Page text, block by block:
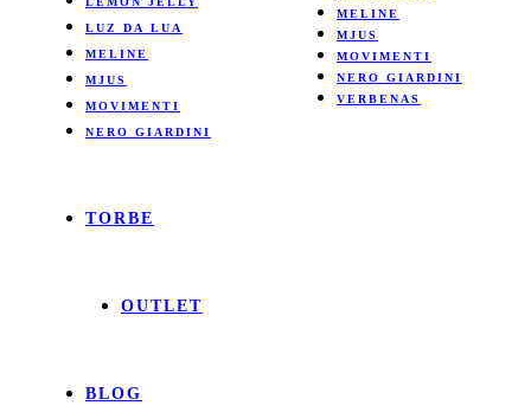
LUZ DA LUA
MELINE
MJUS
MOVIMENTI
NERO GIARDINI
MELINE
MJUS
MOVIMENTI
NERO GIARDINI
VERBENAS
TORBE
OUTLET
BLOG